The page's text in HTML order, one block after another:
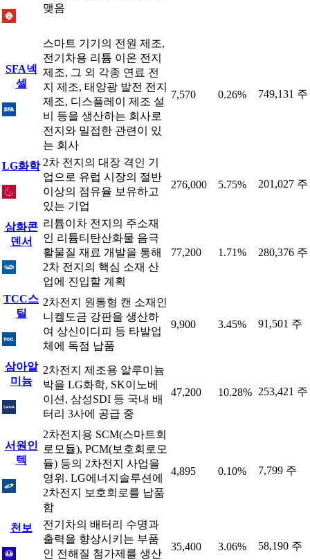
맺음
SFA넥
셀
스마트 기기의 전원 제조,
전기차용 리튬 이온 전지
제조, 그 외 각종 연료 전
지 제조, 태양광 발전 전지
제조, 디스플레이 제조 설
비 등을 생산하는 회사로
전지와 밀접한 관련이 있
는 회사
7,570 0.26% 749,131 주
LG화학 2차 전지의 대장 격인 기
업으로 유럽 시장의 절반
이상의 점유율 보유하고
있는 기업
276,000 5.75% 201,027 주
삼화콘
덴서
리튬이차 전지의 주소재
인 리튬티탄산화물 음극
활물질 재료 개발을 통해
2차 전지의 핵심 소재 산
업에 진입할 계획
77,200 1.71% 280,376 주
TCC스
틸
2차전지 원통형 캔 소재인
니켈도금 강판을 생산하
여 상신이디피 등 타발업
체에 독점 납품
9,900 3.45% 91,501 주
삼아알
미늄
2차전지 제조용 알루미늄
박을 LG화학, SK이노베
이션, 삼성SDI 등 국내 배
터리 3사에 공급 중
47,200 10.28% 253,421 주
서원인
텍
2차전지용 SCM(스마트회
로모듈), PCM(보호회로모
듈) 등의 2차전지 사업을
영위. LG에너지솔루션에
2차전지 보호회로를 납품
함
4,895 0.10% 7,799 주
천보
전기차의 배터리 수명과
출력을 향상시키는 부품
인 전해질 첨가제를 생산
35,400 3.06% 58,190 주